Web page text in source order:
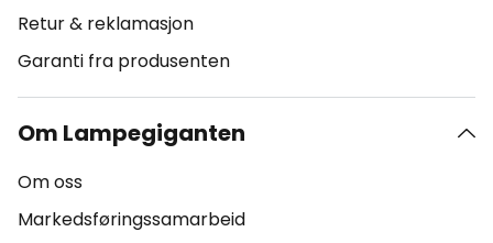
Retur & reklamasjon
Garanti fra produsenten
Om Lampegiganten
Om oss
Markedsføringssamarbeid